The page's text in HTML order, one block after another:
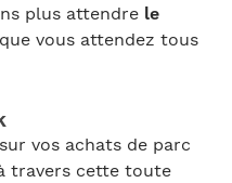
plus attendre le
que vous attendez tous
vos achats de parc
travers cette toute